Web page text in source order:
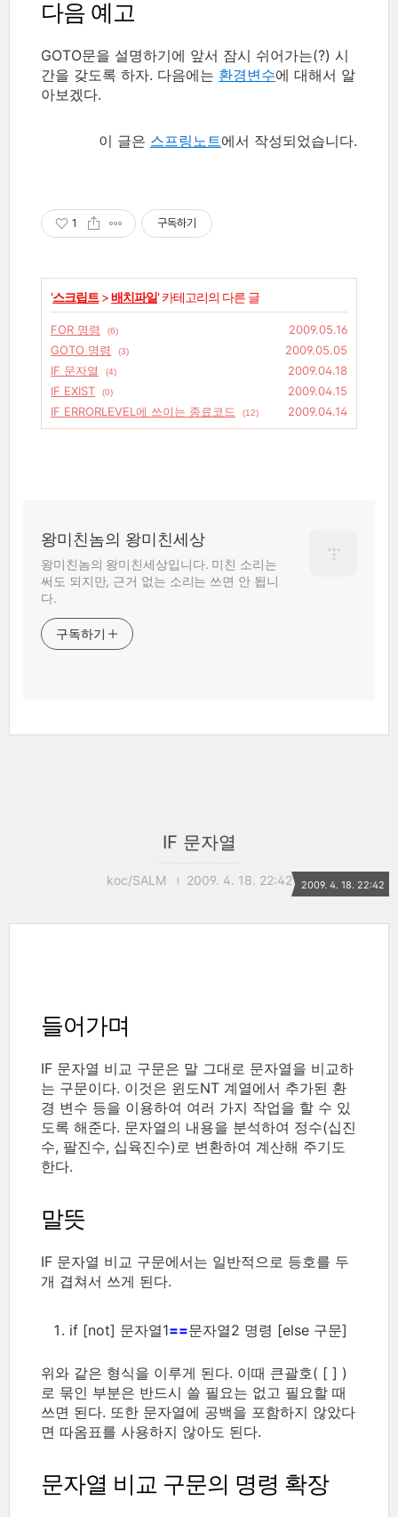
다음 예고
GOTO문을 설명하기에 앞서 잠시 쉬어가는(?) 시
간을 갖도록 하자. 다음에는 환경변수에 대해서 알
아보겠다.
이 글은 스프링노트에서 작성되었습니다.
1 구독하기
'스크립트>배치파일' 카테고리의 다른 글
FOR 명령 (6)
2009.05.16
GOTO 명령
(3)
2009.05.05
IF 문자열
(4)
2009.04.18
IF EXIST
(0)
2009.04.15
IF ERRORLEVEL에 쓰이는 종료코드
(12) 2009.04.14
왕미친놈의 왕미친세상
왕미친놈의 왕미친세상입니다. 미친 소리는
써도 되지만, 근거 없는 소리는 쓰면 안 됩니
다.
구독하기
IF 문자열
koc/SALM 2009. 4. 18. 22:42 2009. 4. 18. 22:42
들어가며
IF 문자열 비교 구문은 말 그대로 문자열을 비교하
는 구문이다. 이것은 윈도NT 계열에서 추가된 환
경 변수 등을 이용하여 여러 가지 작업을 할 수 있
도록 해준다. 문자열의 내용을 분석하여 정수(십진
수, 팔진수, 십육진수)로 변환하여 계산해 주기도
한다.
말뜻
IF 문자열 비교 구문에서는 일반적으로 등호를 두
개 겹쳐서 쓰게 된다.
if [not] 문자열1==문자열2 명령 [else 구문]
위와 같은 형식을 이루게 된다. 이때 큰괄호( [ ] )
로 묶인 부분은 반드시 쓸 필요는 없고 필요할 때
쓰면 된다. 또한 문자열에 공백을 포함하지 않았다
면 따옴표를 사용하지 않아도 된다.
문자열 비교 구문의 명령 확장